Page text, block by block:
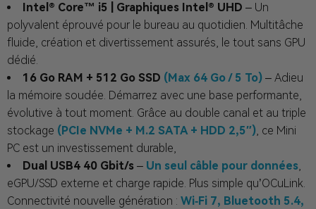
Intel® Core™ i5 | Graphiques Intel® UHD – Un
polyvalent éprouvé pour le bureau au quotidien. Multitâche
fluide, création et divertissement assurés, le tout sans GPU
dédié.
16 Go RAM + 512 Go SSD (Max 64 Go / 5 To) – Adieu
la mémoire soudée. Démarrez avec une base performante,
évolutive à tout moment. Grâce au double canal et au triple
stockage (PCIe NVMe + M.2 SATA + HDD 2,5″), ce Mini
PC est un investissement durable,
Dual USB4 40 Gbit/s – Un seul câble pour données,
eGPU/SSD externe et charge rapide. Plus simple qu’OCuLink.
Connectivité nouvelle génération : Wi‑Fi 7, Bluetooth 5.4,